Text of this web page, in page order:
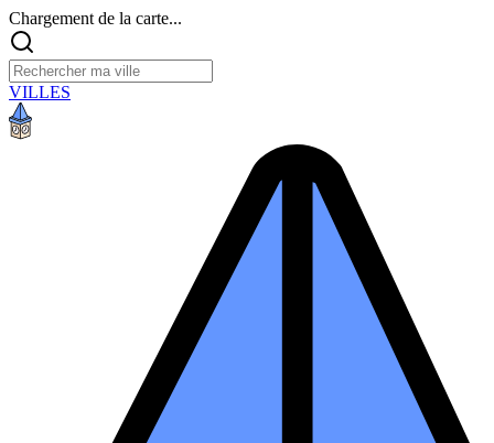
Chargement de la carte...
VILLES